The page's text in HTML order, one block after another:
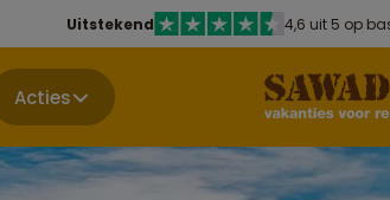
Uitstekend 4,6 uit 5 op
Acties